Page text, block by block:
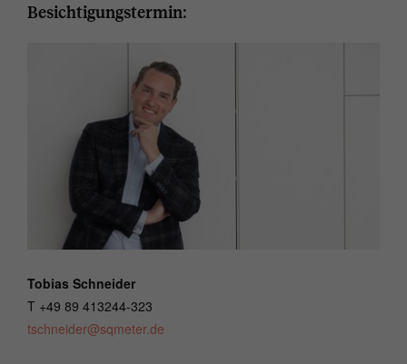
Besichtigungstermin:
Tobias Schneider
T +49 89 413244-323
tschneider@sqmeter.de